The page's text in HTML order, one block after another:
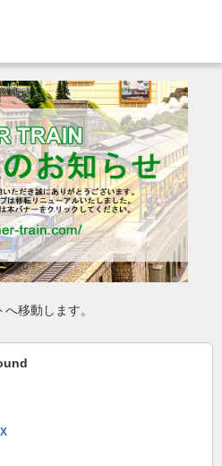
移動します。